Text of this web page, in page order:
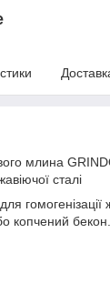
млина
сталі
гомогенізації
копчений бекон.